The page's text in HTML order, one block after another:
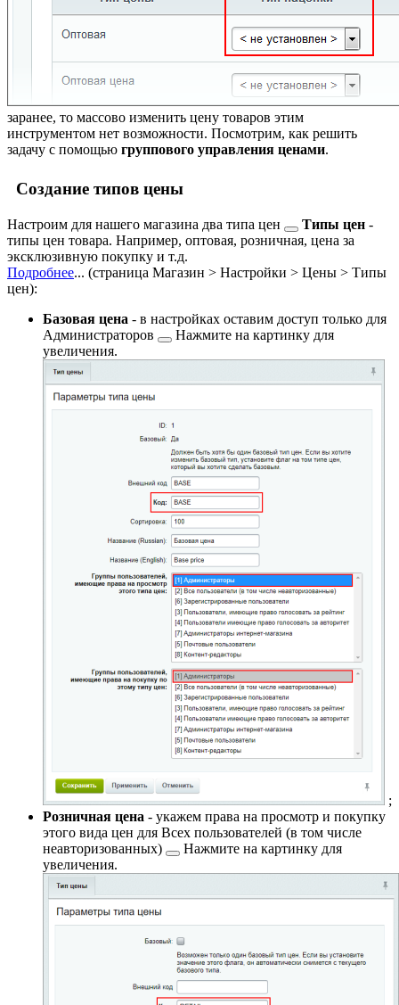
заранее, то массово изменить цену товаров этим
инструментом нет возможности. Посмотрим, как решить
задачу с помощью группового управления ценами.
Создание типов цены
Настроим для нашего магазина два типа цен Типы цен -
типы цен товара. Например, оптовая, розничная, цена за
эксклюзивную покупку и т.д.
Подробнее... (страница Магазин > Настройки > Цены > Типы
цен):
Базовая цена - в настройках оставим доступ только для
Администраторов
Нажмите на картинку для
увеличения.
;
Розничная цена - укажем права на просмотр и покупку
этого вида цен для Всех пользователей (в том числе
неавторизованных)
Нажмите на картинку для
увеличения.